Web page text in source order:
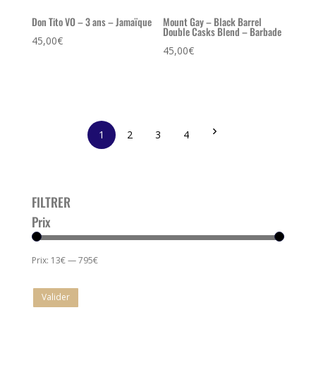
Don Tito VO – 3 ans – Jamaïque
45,00€
Mount Gay – Black Barrel
Double Casks Blend – Barbade
45,00€
1 2 3 4
FILTRER
Prix
Prix: 13€—795€
Valider